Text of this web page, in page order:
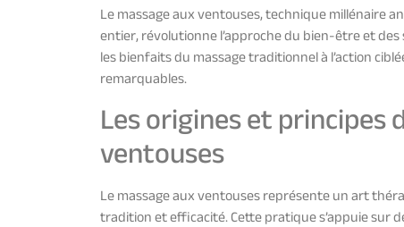
Le massage aux ventouses, technique millénaire
entier, révolutionne l’approche du bien-être et
les bienfaits du massage traditionnel à l’action
remarquables.
Les origines et principes
ventouses
Le massage aux ventouses représente un art
tradition et efficacité. Cette pratique s’appuie sur